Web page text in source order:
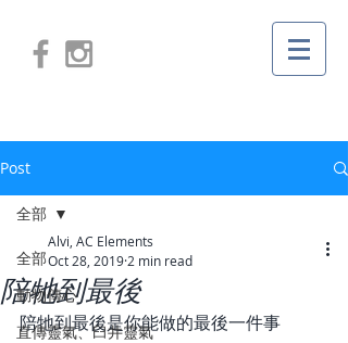
Post
全部
動物傳心
直傳靈氣、臼井靈氣
全部
陪牠到最後
Alvi, AC Elements
Oct 28, 2019 2 min read
陪牠到最後是你能做的最後一件事